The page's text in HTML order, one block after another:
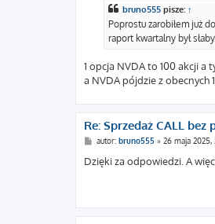
bruno555 pisze: ↑
Poprostu zarobiłem już
raport kwartalny był słaby.
1 opcja NVDA to 100 akcji a
a NVDA pójdzie z obecnych
Re: Sprzedaż CALL bez
P
s
autor: bruno555» 26 maja 2025,
Dzięki za odpowiedzi. A